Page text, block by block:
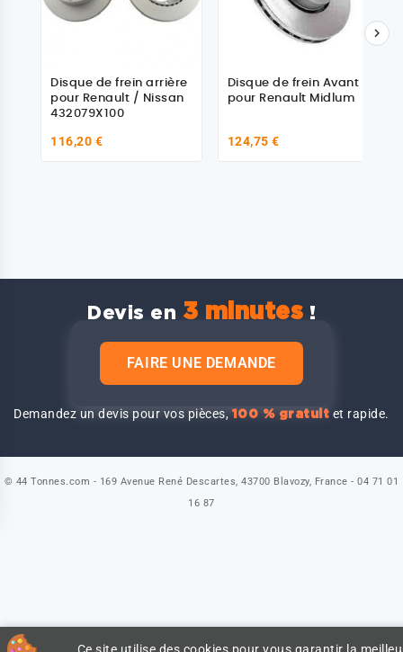
Disque de frein arrière
pour Renault / Nissan
432079X100
116,20 €
Disque de frein Avant
pour Renault Midlum
124,75 €

Devis en 3 minutes !
FAIRE UNE DEMANDE
Demandez un devis pour vos pièces,100 % gratuit et rapide.
© 44 Tonnes.com - 169 Avenue René Descartes, 43700 Blavozy, France - 04 71 01
16 87